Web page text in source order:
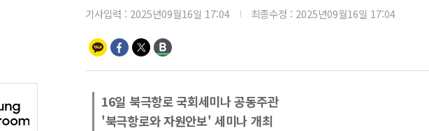
기사입력 : 2025년09월16일 17:04 최종수정 : 2025년09월16일 17:04
16일 북극항로 국회세미나 공동주관
'북극항로와 자원안보' 세미나 개최